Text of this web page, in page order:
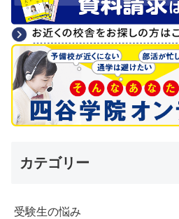
カテゴリー
受験生の悩み